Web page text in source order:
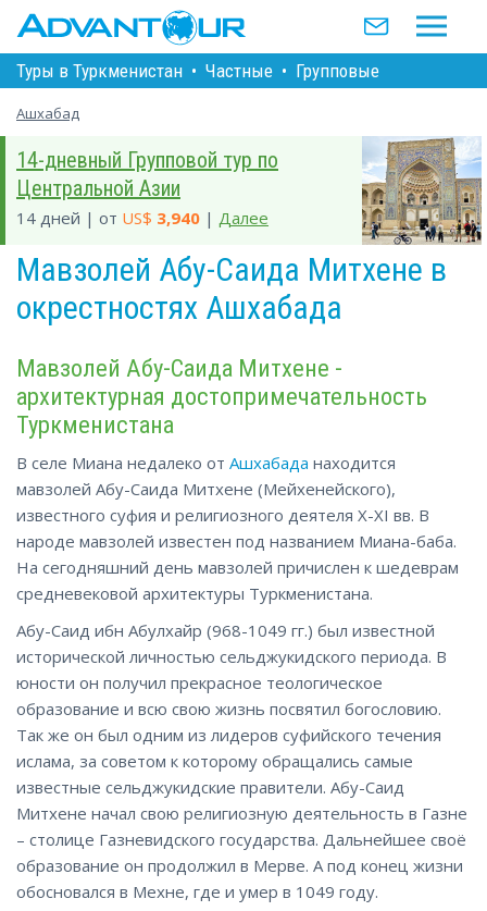
Туры в Туркменистан • Частные • Групповые
Ашхабад
14-дневный Групповой тур по
Центральной Азии
14 дней | от US$ 3,940 | Далее
Мавзолей Абу-Саида Митхене в
окрестностях Ашхабада
Мавзолей Абу-Саида Митхене -
архитектурная достопримечательность
Туркменистана
В селе Миана недалеко от Ашхабада находится
мавзолей Абу-Саида Митхене (Мейхенейского),
известного суфия и религиозного деятеля X-XI вв. В
народе мавзолей известен под названием Миана-баба.
На сегодняшний день мавзолей причислен к шедеврам
средневековой архитектуры Туркменистана.
Абу-Саид ибн Абулхайр (968-1049 гг.) был известной
исторической личностью сельджукидского периода. В
юности он получил прекрасное теологическое
образование и всю свою жизнь посвятил богословию.
Так же он был одним из лидеров суфийского течения
ислама, за советом к которому обращались самые
известные сельджукидские правители. Абу-Саид
Митхене начал свою религиозную деятельность в Газне
– столице Газневидского государства. Дальнейшее своё
образование он продолжил в Мерве. А под конец жизни
обосновался в Мехне, где и умер в 1049 году.